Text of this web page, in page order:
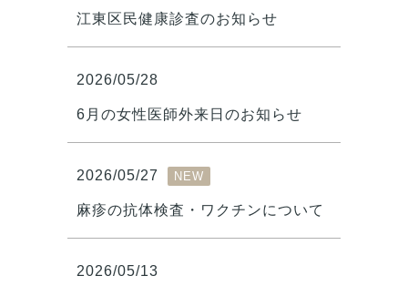
江東区民健康診査のお知らせ
2026/05/28
6月の女性医師外来日のお知らせ
2026/05/27 NEW
麻疹の抗体検査・ワクチンについて
2026/05/13